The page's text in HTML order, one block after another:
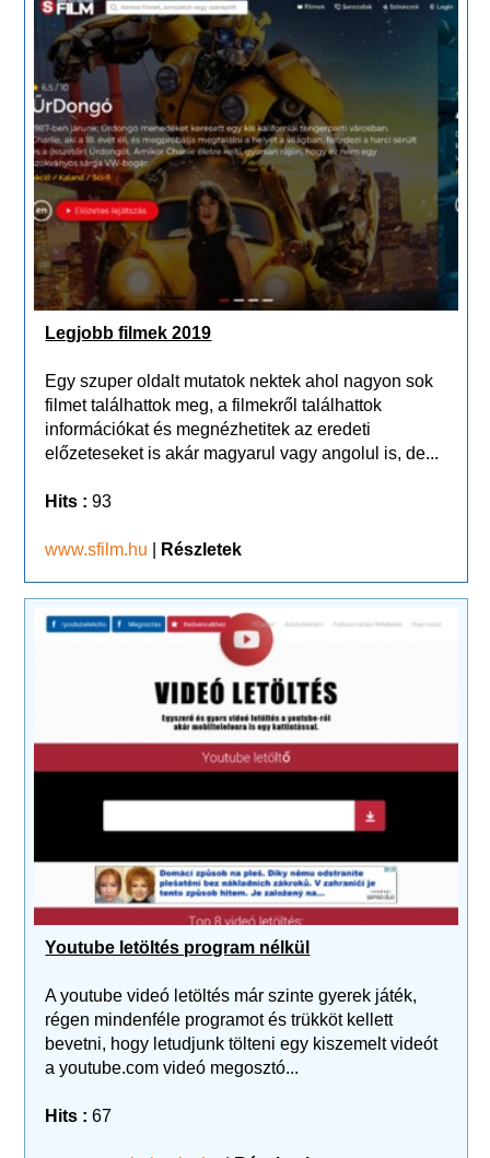
Legjobb filmek 2019
Egy szuper oldalt mutatok nektek ahol nagyon sok
filmet találhattok meg, a filmekről találhattok
információkat és megnézhetitek az eredeti
előzeteseket is akár magyarul vagy angolul is, de...
Hits : 93
www.sfilm.hu Részletek
Youtube letöltés program nélkül
A youtube videó letöltés már szinte gyerek játék,
régen mindenféle programot és trükköt kellett
bevetni, hogy letudjunk tölteni egy kiszemelt videót
a youtube.com videó megosztó...
Hits : 67